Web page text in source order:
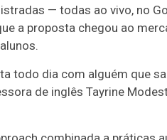
— todas ao vivo, no
a proposta chegou ao
todo dia com alguém que
de inglês Tayrine